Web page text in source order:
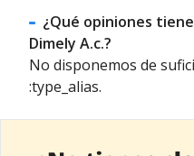
¿Qué opiniones
Dimely A.c.?
No disponemos de
:type_alias.